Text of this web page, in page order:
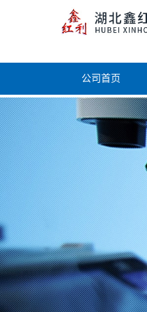
公司首页